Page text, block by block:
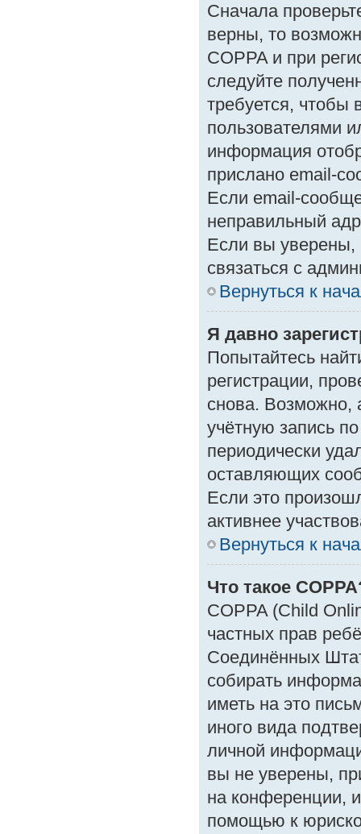
Сначала
верны, то
COPPA и при
следуйте
требуется, чтобы
пользователями
информация
прислано email-
Если email-
неправильный
Если вы уверены,
связаться с
Вернуться к
Я давно
Попытайтесь
регистрации,
снова. Возможно,
учётную запись
периодически
оставляющих
Если это
активнее
Вернуться к
Что такое
COPPA (Child
частных прав
Соединённых
собирать
иметь на это
иного вида
личной
вы не уверены,
на конференции,
помощью к